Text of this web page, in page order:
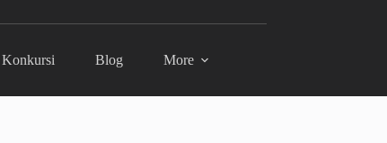
Konkursi Blog More